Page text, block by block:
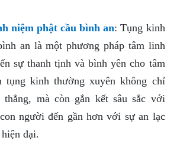
niệm phật cầu bình an: Tụng kinh
an là một phương pháp tâm linh
sự thanh tịnh và bình yên cho tâm
tụng kinh thường xuyên không chỉ
thẳng, mà còn gắn kết sâu sắc với
người đến gần hơn với sự an lạc
đại.